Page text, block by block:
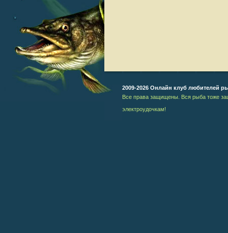
2009-2026 Онлайн клуб любителей
Все права защищены. Вся рыба тоже
электроудочкам!